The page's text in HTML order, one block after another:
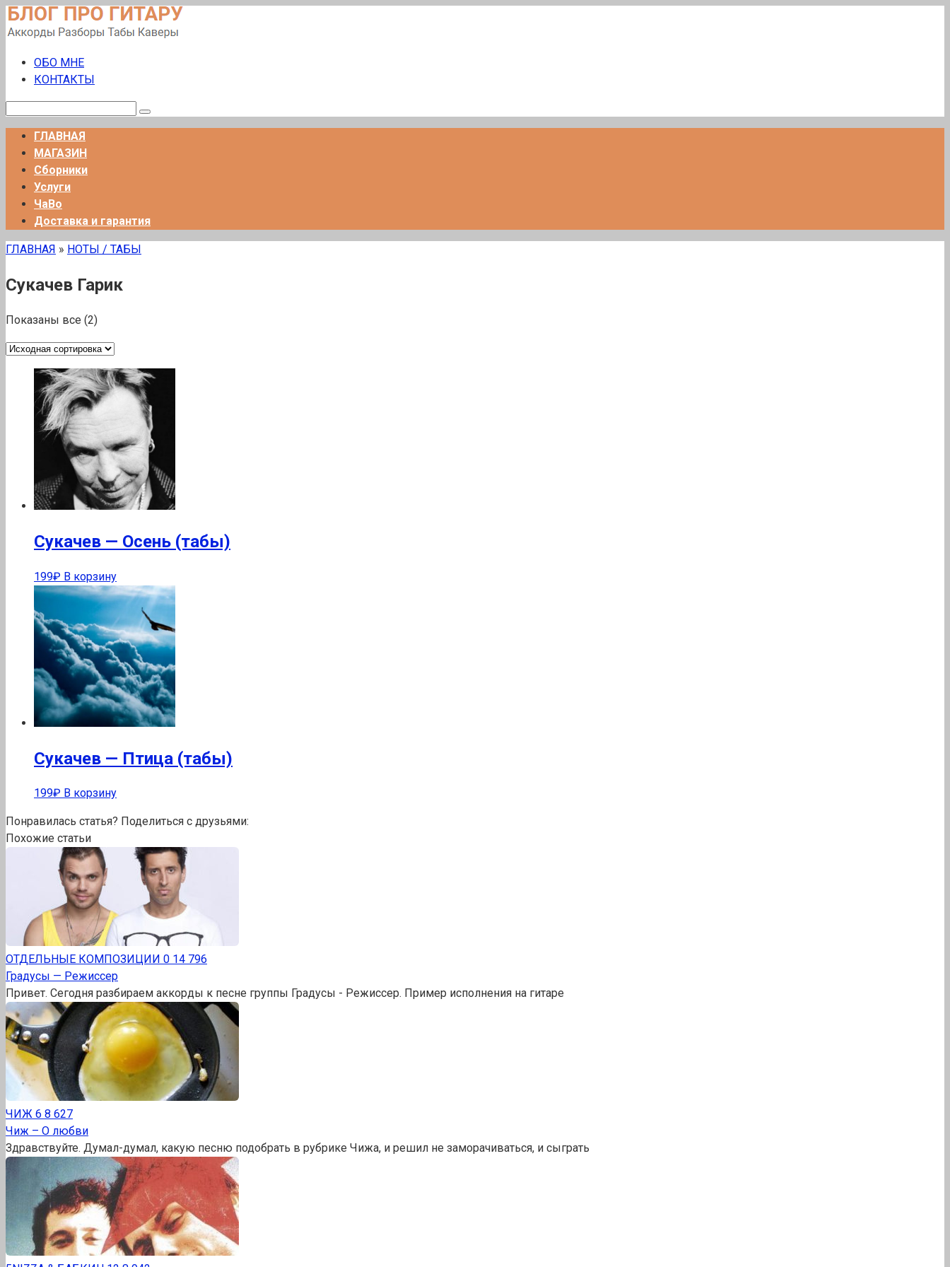
Перейти
к
ОБО МНЕ
КОНТАКТЫ
ГЛАВНАЯ
МАГАЗИН
Сборники
Услуги
ЧаВо
Доставка и гарантия
ГЛАВНАЯ » НОТЫ / ТАБЫ
Сукачев Гарик
Показаны все (2)
Сукачев — Осень (табы)
199₽ В корзину
Сукачев — Птица (табы)
199₽ В корзину
Понравилась статья? Поделиться с друзьями:
Похожие статьи
ОТДЕЛЬНЫЕ КОМПОЗИЦИИ 0 14 796
Градусы — Режиссер
Привет. Сегодня разбираем аккорды к песне группы Градусы - Режиссер. Пример исполнения на гитаре
ЧИЖ 6 8 627
Чиж – О любви
Здравствуйте. Думал-думал, какую песню подобрать в рубрике Чижа, и решил не заморачиваться, и сыграть